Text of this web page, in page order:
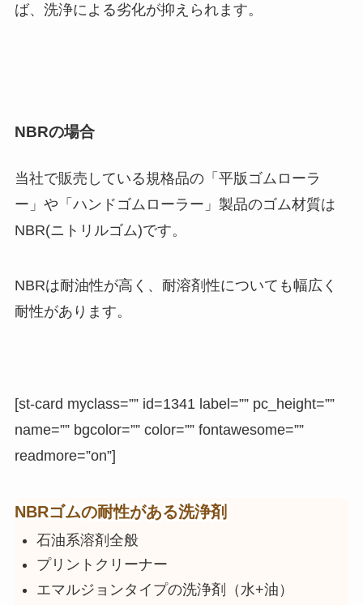
ば、洗浄による劣化が抑えられます。
NBRの場合
当社で販売している規格品の「平版ゴムローラ
ー」や「ハンドゴムローラー」製品のゴム材質は
NBR(ニトリルゴム)です。
NBRは耐油性が高く、耐溶剤性についても幅広く
耐性があります。
[st-card myclass=”” id=1341 label=”” pc_height=””
name=”” bgcolor=”” color=”” fontawesome=””
readmore=”on”]
NBRゴムの耐性がある洗浄剤
石油系溶剤全般
プリントクリーナー
エマルジョンタイプの洗浄剤（水+油）